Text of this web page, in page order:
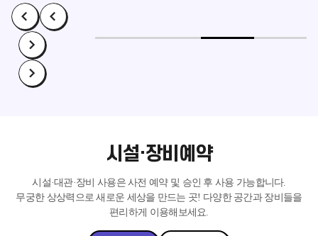
시설·장비예약
시설·대관·장비 사용은 사전 예약 및 승인 후 사용 가능합니다.
무궁한 상상력으로 새로운 세상을 만드는 곳! 다양한 공간과 장비들을
편리하게 이용해보세요.